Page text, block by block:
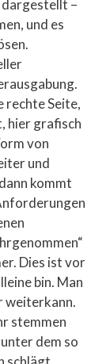
dargestellt –
und es
rechte Seite,
hier grafisch
von
und
kommt
Dies ist vor
bin. Man
weiterkann.
stemmen
dem so